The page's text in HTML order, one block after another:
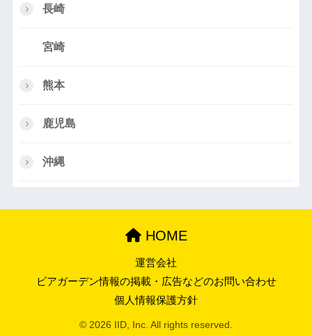
長崎
宮崎
熊本
鹿児島
沖縄
HOME
運営会社
ビアガーデン情報の掲載・広告などのお問い合わせ
個人情報保護方針
© 2026 IID, Inc. All rights reserved.